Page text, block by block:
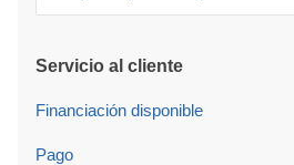
Servicio al cliente
Financiación disponible
Pago